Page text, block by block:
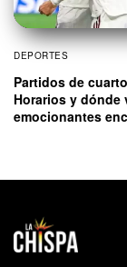
DEPORTES
Partidos de
Horarios y dónde
emocionantes